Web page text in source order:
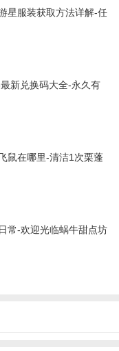
星服装获取方法详解-任
最新兑换码大全-永久有
鼠在哪里-清洁1次栗蓬
常-欢迎光临蜗牛甜点坊